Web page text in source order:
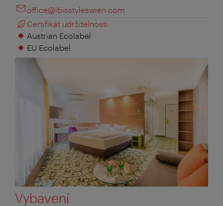
office@ibisstyleswien.com
Certifikát udržitelnosti:
Austrian Ecolabel
EU Ecolabel
Vybavení